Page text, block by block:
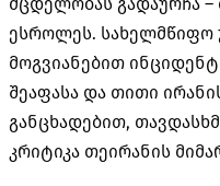
ესროლეს. სახელმწიფო
მოგვიანებით
შეაფასა და თითი
განცხადებით,
კრიტიკა თეირანის